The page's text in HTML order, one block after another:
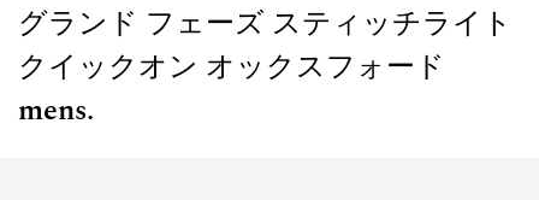
グランド フェーズ スティッチライト
クイックオン オックスフォード
mens.